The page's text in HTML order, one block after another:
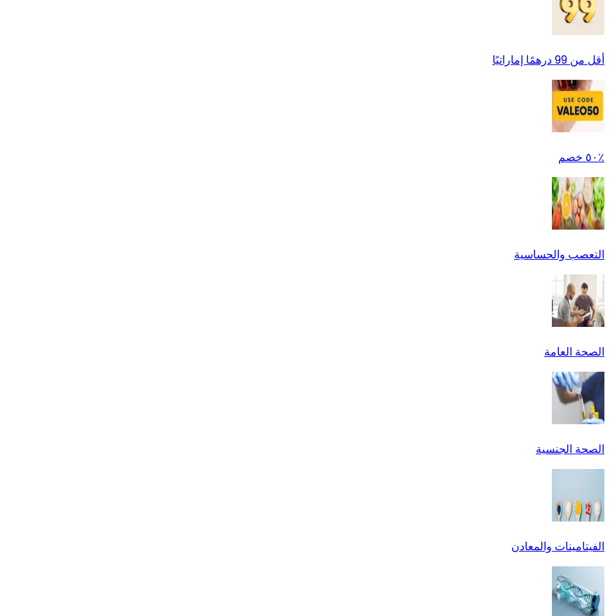
أقل من 99 درهمًا إماراتيًا
٪٥٠ خصم
التعصب والحساسية
الصحة العامة
الصحة الجنسية
الفيتامينات والمعادن